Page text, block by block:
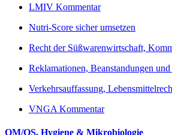
LMIV Kommentar
Nutri-Score sicher umsetzen
Recht der Süßwarenwirtschaft,
Reklamationen, Beanstandungen
Verkehrsauffassung,
VNGA Kommentar
QM/QS, Hygiene & Mikrobiologie